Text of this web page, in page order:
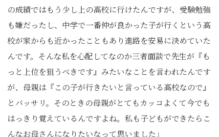
の成績ではもう少し上の高校に行けたんですが、受験勉強
も嫌だったし、中学で一番仲が良かった子が行くという高
校が家からも近かったこともあり進路を安易に決めていた
んです。そんな私を心配してなのか三者面談で先生が『も
っと上位を狙うべきです』みたいなことを言われたんです
が、母親は『この子が行きたいと言っている高校なので』
とバッサリ。そのときの母親がとてもカッコよくて今でも
はっきり覚えているんですよね。私も子どもができたらこ
んなお母さんになりたいなって思いました」